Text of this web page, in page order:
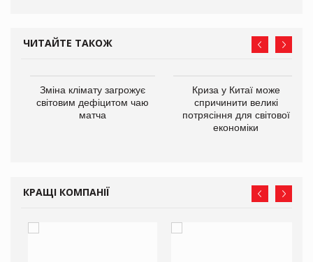
ЧИТАЙТЕ ТАКОЖ
Зміна клімату загрожує
світовим дефіцитом чаю
матча
Криза у Китаї може
спричинити великі
потрясіння для світової
економіки
КРАЩІ КОМПАНІЇ